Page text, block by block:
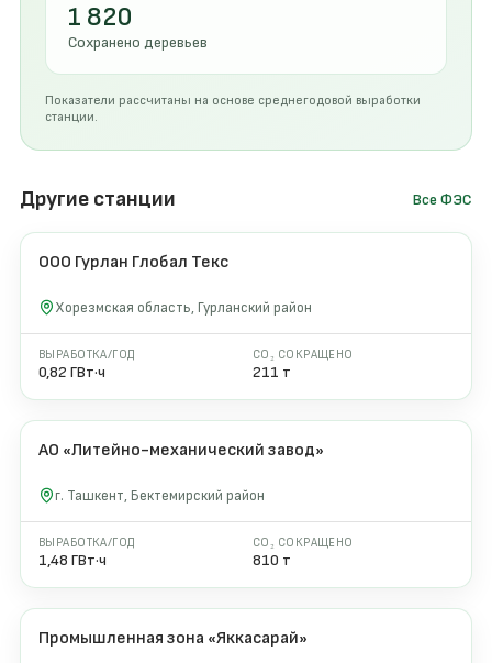
1 820
Сохранено деревьев
Показатели рассчитаны на основе среднегодовой выработки
станции.
Другие станции Все ФЭС
500 кВт
ООО Гурлан Глобал Текс
Хорезмская область, Гурланский район
ВЫРАБОТКА/ГОД
0,82 ГВт·ч
CO₂ СОКРАЩЕНО
211 т
1 000 кВт
АО «Литейно-механический завод»
г. Ташкент, Бектемирский район
ВЫРАБОТКА/ГОД
1,48 ГВт·ч
CO₂ СОКРАЩЕНО
810 т
1 500 кВт
Промышленная зона «Яккасарай»